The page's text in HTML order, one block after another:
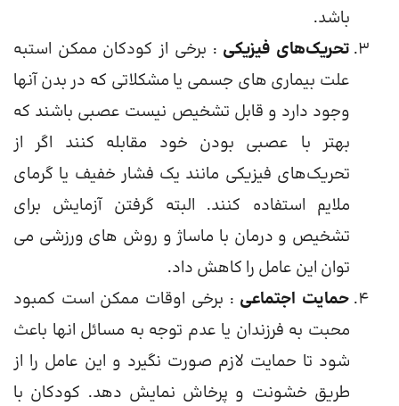
باشد.
تحریک‌های فیزیکی : برخی از کودکان ممکن استبه
علت بیماری های جسمی یا مشکلاتی که در بدن آنها
وجود دارد و قابل تشخیص نیست عصبی باشند که
بهتر با عصبی بودن خود مقابله کنند اگر از
تحریک‌های فیزیکی مانند یک فشار خفیف یا گرمای
ملایم استفاده کنند. البته گرفتن آزمایش برای
تشخیص و درمان با ماساژ و روش های ورزشی می
توان این عامل را کاهش داد.
حمایت اجتماعی : برخی اوقات ممکن است کمبود
محبت به فرزندان یا عدم توجه به مسائل انها باعث
شود تا حمایت لازم صورت نگیرد و این عامل را از
طریق خشونت و پرخاش نمایش دهد. کودکان با